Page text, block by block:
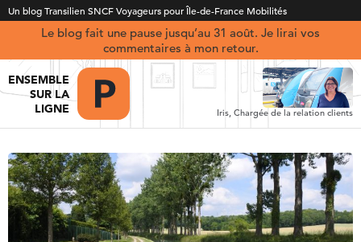
Un blog Transilien SNCF Voyageurs pour Île-de-France Mobilités
Le blog fait une pause jusqu’au 31 août. Je lirai vos
commentaires à mon retour.
ENSEMBLE
SUR LA
LIGNE
Iris, Chargée de la relation clients